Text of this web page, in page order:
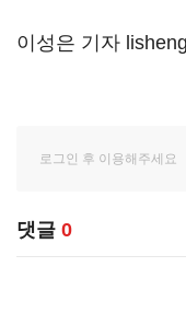
이성은 기자
댓글 0